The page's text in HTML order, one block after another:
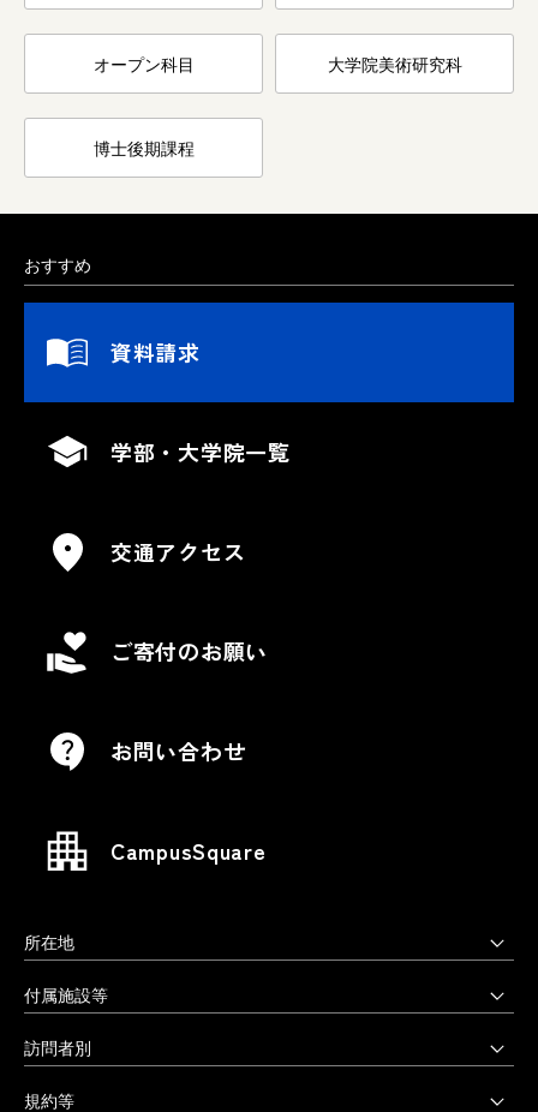
オープン科目 大学院美術研究科
博士後期課程
おすすめ
資料請求
学部・大学院一覧
交通アクセス
ご寄付のお願い
お問い合わせ
CampusSquare
所在地
上野毛キャンパス
〒158-8558 東京都世田谷区上野毛3-15-34
03-3702-1141（代）
付属施設等
多摩美術大学図書館
多摩美術大学美術館
アートテーク
訪問者別
受験生の方へ
規約等